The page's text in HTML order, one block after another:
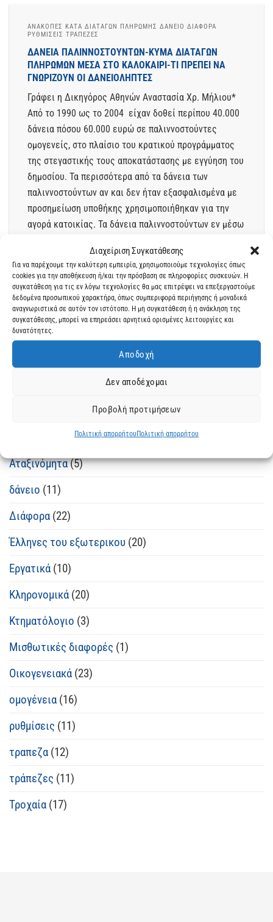
Διαχείριση Συγκατάθεσης
Για να παρέχουμε την καλύτερη εμπειρία, χρησιμοποιούμε τεχνολογίες όπως
cookies για την αποθήκευση ή/και την πρόσβαση σε πληροφορίες συσκευών. Η
συγκατάθεση για τις εν λόγω τεχνολογίες θα μας επιτρέψει να επεξεργαστούμε
δεδομένα προσωπικού χαρακτήρα, όπως συμπεριφορά περιήγησης ή μοναδικά
αναγνωριστικά σε αυτόν τον ιστότοπο. Η μη συγκατάθεση ή η ανάκληση της
συγκατάθεσης, μπορεί να επηρεάσει αρνητικά ορισμένες λειτουργίες και
δυνατότητες.
Αποδοχή
Δεν αποδέχομαι
Προβολή προτιμήσεων
Πολιτική απορρήτουΠολιτική απορρήτου
Κατηγορίες άρθρων
Ανακοπές κατά διαταγών πληρωμής(10)
Απαλλοτριώσεις(1)
Αταξινόμητα(5)
δάνειο (11)
Διάφορα (22)
Έλληνες του εξωτερικου (20)
Εργατικά (10)
Κληρονομικά (20)
Κτηματόλογιο (3)
Μισθωτικές διαφορές (1)
Οικογενειακά (23)
ομογένεια (16)
ρυθμίσεις (11)
τραπεζα (12)
τράπεζες (11)
Τροχαία (17)
ΑΝΑΚΟΠΈΣ ΚΑΤΆ ΔΙΑΤΑΓΏΝ ΠΛΗΡΩΜΉΣ ΔΆΝΕΙΟ ΔΙΆΦΟΡΑ
ΡΥΘΜΊΣΕΙΣ ΤΡΆΠΕΖΕΣ
ΔΑΝΕΙΑ ΠΑΛΙΝΝΟΣΤΟΥΝΤΩΝ-ΚΥΜΑ ΔΙΑΤΑΓΩΝ
ΠΛΗΡΩΜΩΝ ΜΕΣΑ ΣΤΟ ΚΑΛΟΚΑΙΡΙ-ΤΙ ΠΡΕΠΕΙ ΝΑ
ΓΝΩΡΙΖΟΥΝ ΟΙ ΔΑΝΕΙΟΛΗΠΤΕΣ
Γράφει η Δικηγόρος Αθηνών Αναστασία Χρ. Μήλιου*
Από το 1990 ως το 2004 είχαν δοθεί περίπου 40.000
δάνεια πόσου 60.000 ευρώ σε παλιννοστούντες
ομογενείς, στο πλαίσιο του κρατικού προγράμματος
της στεγαστικής τους αποκατάστασης με εγγύηση του
δημοσίου. Τα περισσότερα από τα δάνεια των
παλιννοστούντων αν και δεν ήταν εξασφαλισμένα με
προσημείωση υποθήκης χρησιμοποιήθηκαν για την
αγορά κατοικίας. Τα δάνεια παλιννοστούντων εν μέσω
στην χώρα, σταμάτησαν στις περισσότερες των
περιπτώσεων να εξυπηρετούνται. Στα δάνεια
παλιννοστούντων ήταν συμβεβλημένο και το ελληνικό
δημόσιο ως εγγυητής για κάποιο ποσό ή και για όλο το
δάνειο ανάλογα με...